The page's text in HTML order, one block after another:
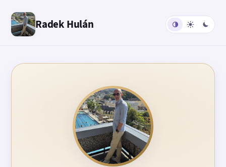
Radek Hulán